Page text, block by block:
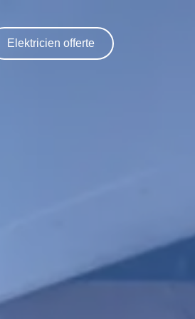
Elektricien offerte